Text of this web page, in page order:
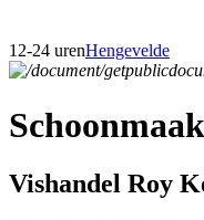
12-24 urenHengevelde
Vishandel Roy